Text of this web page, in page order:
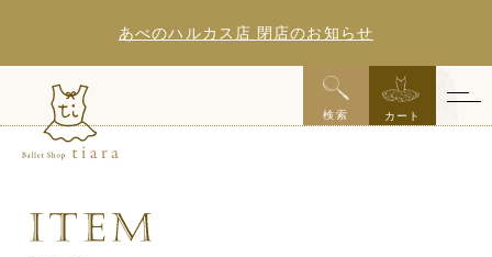
あべのハルカス店 閉店のお知らせ
x
検索 カート